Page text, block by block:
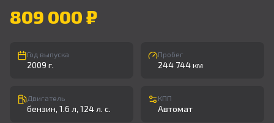
809 000 ₽
Год выпуска
2009 г.
Пробег
244 744 км
Двигатель
бензин, 1.6 л, 124 л. с.
КПП
Автомат